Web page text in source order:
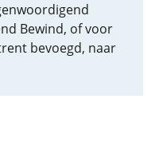
Bewind, of voor
bevoegd, naar